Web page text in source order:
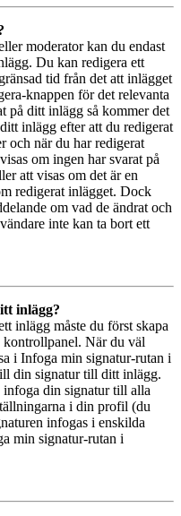
moderator kan du endast
Du kan redigera ett
tid från det att inlägget
knappen för det relevanta
på ditt inlägg så kommer det
inlägg efter att du redigerat
och när du har redigerat
om ingen har svarat på
att visas om det är en
redigerat inlägget. Dock
om vad de ändrat och
inte kan ta bort ett
inlägg?
inlägg måste du först skapa
kontrollpanel. När du väl
i Infoga min signatur-rutan i
din signatur till ditt inlägg.
din signatur till alla
i din profil (du
infogas i enskilda
min signatur-rutan i